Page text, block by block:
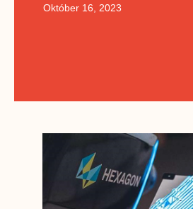
Október 16, 2023